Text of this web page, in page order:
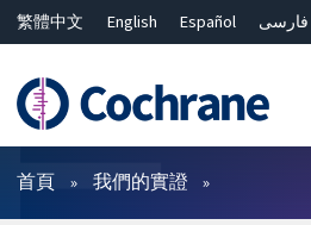
繁體中文 English Español فارسی
ไทย
简体中文
篩選條件
首頁 我們的實證